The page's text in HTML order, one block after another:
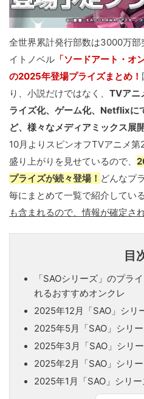
全世界累計発行部数は3000万
イトノベル 「ソードアート・オ
の2025年登場プライズまとめ！
り、小説だけではなく、 TVアニ
ライズ化、ゲーム化、Netflixに
ど、様々なメディアミックス展
10月よりスピンオフTVアニメ
盛り上がりを見せているので、
プライズが続々登場！ どんなプ
毎にまとめて一覧で紹介してい
も含まれるので、情報が確定さ
目
「SAOシリーズ」のプラ
れるおすすめオンクレ
2025年12月「SAO」シリ
2025年5月「SAO」シリ
2025年3月「SAO」シリ
2025年2月「SAO」シリ
2025年1月「SAO」シリ